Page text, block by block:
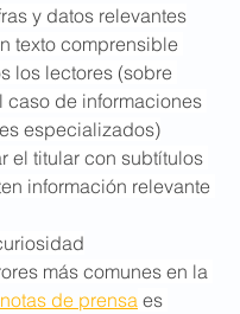
y datos relevantes
texto comprensible
los lectores (sobre
caso de informaciones
especializados)
el titular con subtítulos
información relevante
más comunes en la
de prensa es